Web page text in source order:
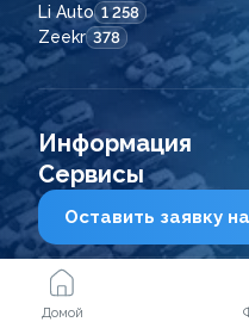
Li Auto 1 258
Zeekr 378
Информация
Сервисы
2021 - 2026 © ООО
Домой
Оставить заявку